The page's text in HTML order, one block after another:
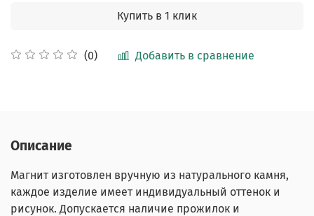
(0) Добавить в сравнение
Купить в 1 клик
Описание
Магнит изготовлен вручную из натурального камня,
каждое изделие имеет индивидуальный оттенок и
рисунок. Допускается наличие прожилок и